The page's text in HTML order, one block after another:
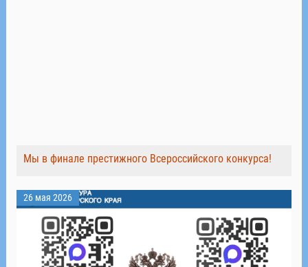
Мы в финале престижного Всероссийского конкурса!
26 мая 2026